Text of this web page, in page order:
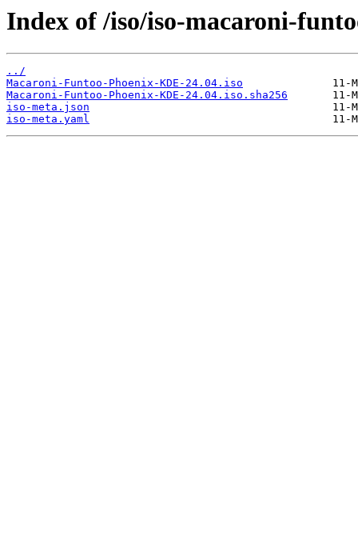
Index of /iso/iso-macaroni-
../
Macaroni-Funtoo-Phoenix-KDE-24.04.iso
Macaroni-Funtoo-Phoenix-KDE-24.04.iso.sha256
iso-meta.json
iso-meta.yaml